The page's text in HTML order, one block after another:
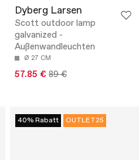
Dyberg Larsen
Scott outdoor lamp
galvanized -
Außenwandleuchten
Ø 27 CM
57.85 € 89 €
40% Rabatt OUTLET25